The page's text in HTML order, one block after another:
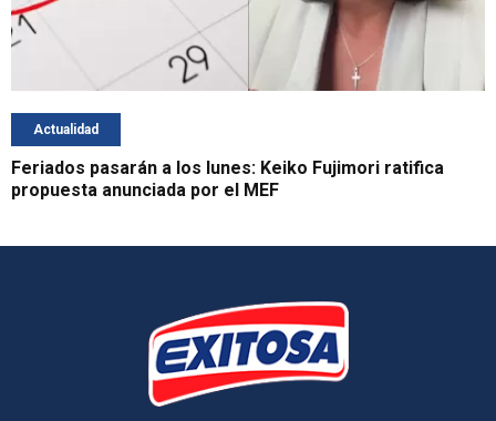
Actualidad
Feriados pasarán a los lunes: Keiko Fujimori ratifica
propuesta anunciada por el MEF